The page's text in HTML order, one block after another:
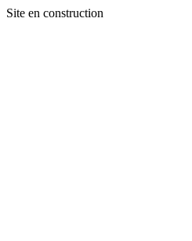
Site en construction